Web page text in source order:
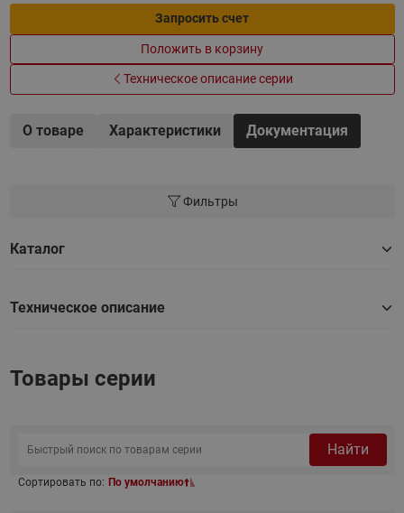
Запросить счет
Положить в корзину
Техническое описание серии
О товаре Характеристики Документация
Фильтры
Каталог
Техническое описание
Товары серии
Найти
Сортировать по: По умолчанию